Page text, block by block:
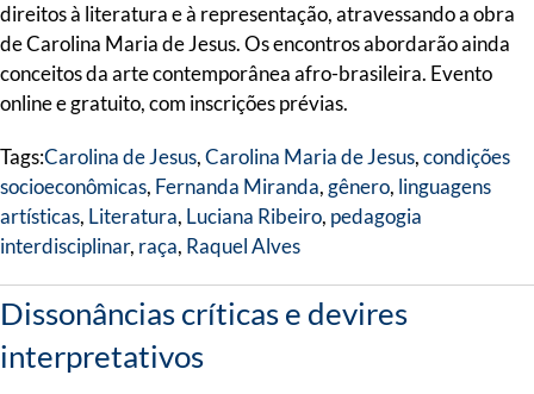
direitos à literatura e à representação, atravessando a obra
de Carolina Maria de Jesus. Os encontros abordarão ainda
conceitos da arte contemporânea afro-brasileira. Evento
online e gratuito, com inscrições prévias.
Tags:Carolina de Jesus,Carolina Maria de Jesus,condições
socioeconômicas, Fernanda Miranda, gênero, linguagens
artísticas, Literatura, Luciana Ribeiro, pedagogia
interdisciplinar, raça, Raquel Alves
Dissonâncias críticas e devires
interpretativos